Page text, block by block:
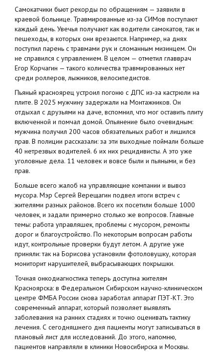
Самокатчики бьют рекорды по обращениям — заявили в
краевой больнице. Травмированные из-за СИМов поступают
каждый день. Увечья получают как водители самокатов, так и
пешеходы, в которых они врезаются. Например, на днях
поступил парень с травмами рук и сломанным мизинцем. Он
не справился с управлением. В целом — отметил главврач
Егор Корчагин — такого количества травмированных нет
среди роллеров, лыжников, велосипедистов.
Пьяный красноярец устроил погоню с ДПС из‑за кастрюли на
плите. В 2025 мужчину задержали на Монтажников. Он
отдыхал с друзьями на даче, вспомнил, что мог оставить плиту
включенной и помчал домой. Опьянение было очевидным:
мужчина получил 200 часов обязательных работ и лишился
прав. В полиции рассказали: за эти выходные поймали больше
40 нетрезвых водителей. 6 их них рецидивисты. А это уже
уголовные дела. 11 человек и вовсе были и пьяными, и без
прав.
Больше всего жалоб на управляющие компании и вывоз
мусора. Мэр Сергей Верещагин подвел итоги встреч с
жителями разных районов. Всего их посетили больше 1000
человек, и задали примерно столько же вопросов. Главные
темы: работа управляшек, проблемы с мусором, ремонты
дорог и благоустройство. По некоторым вопросам работы
идут, контрольные проверки будут летом. А другие уже
приняли: так на Борисова установили фотоловушку, которая
мониторит нарушителей, выбрасывающих покрышки.
Точная онкодиагностика теперь доступна жителям
Красноярска: в Федеральном Сибирском научно-клиническом
центре ФМБА России снова заработал аппарат ПЭТ-КТ. Это
современный аппарат, который позволяет выявлять
заболевания на ранних стадиях и точно оценивать тактику
лечения. С сегодняшнего дня пациенты могут записываться в
плановый лист для исследований. До этого, напомню,
пациентов направляли в клиники Новосибирска и Москвы.